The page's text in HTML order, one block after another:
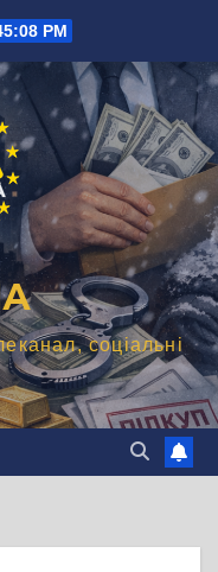
PM
соціальні